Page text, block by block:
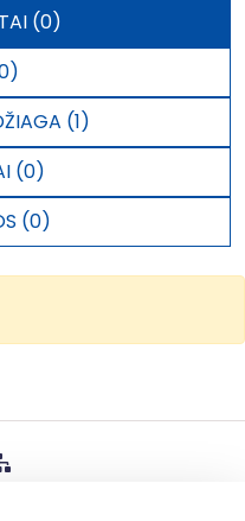
(0)
(1)
(0)
(0)